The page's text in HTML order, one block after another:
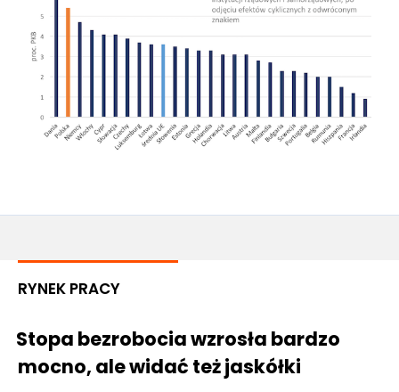
RYNEK PRACY
Stopa bezrobocia wzrosła bardzo
mocno, ale widać też jaskółki